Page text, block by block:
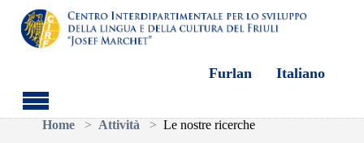
Skip to main content
Furlan Italiano
You are here:
Home
Attività Le nostre ricerche